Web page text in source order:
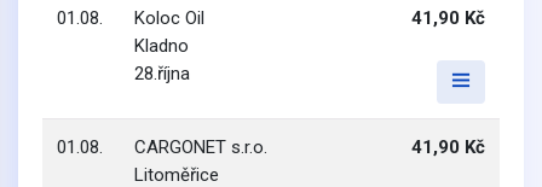
01.08.
Koloc Oil
Kladno
28.října
41,90 Kč
01.08.
CARGONET s.r.o.
Litoměřice
41,90 Kč